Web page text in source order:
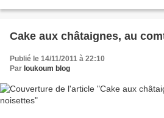
Cake aux châtaignes, au
Publié le 14/11/2011 à 22:10
Par loukoum blog